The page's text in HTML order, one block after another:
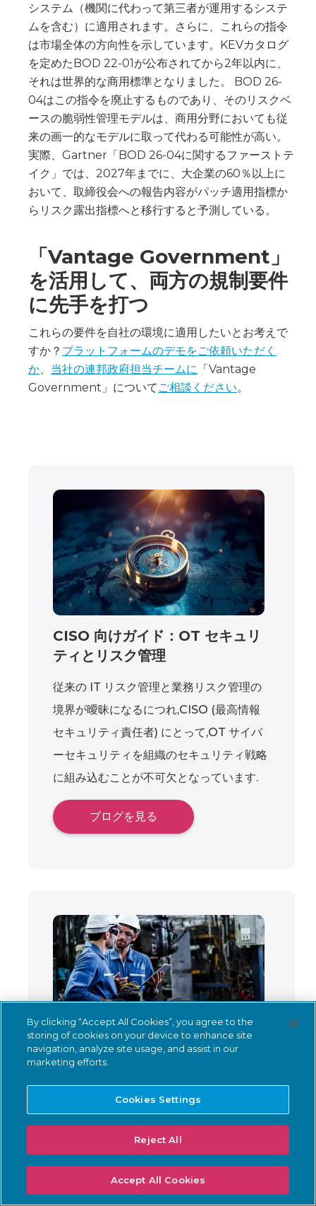
システム（機関に代わって第三者が運用するシステ
ムを含む）に適用されます。さらに、これらの指令
は市場全体の方向性を示しています。KEVカタログ
を定めたBOD 22-01が公布されてから2年以内に、
それは世界的な商用標準となりました。 BOD 26-
04はこの指令を廃止するものであり、そのリスクベ
ースの脆弱性管理モデルは、商用分野においても従
来の画一的なモデルに取って代わる可能性が高い。
実際、Gartner「BOD 26-04に関するファーストテ
イク」では、2027年までに、大企業の60％以上に
おいて、取締役会への報告内容がパッチ適用指標か
らリスク露出指標へと移行すると予測している。
「Vantage Government」
を活用して、両方の規制要件
に先手を打つ
これらの要件を自社の環境に適用したいとお考えで
すか？ プラットフォームのデモをご依頼いただく
か、 当社の連邦政府担当チームに 「Vantage
Government」について ご相談ください。
CISO 向けガイド：OT セキュリ
ティとリスク管理
従来の IT リスク管理と業務リスク管理の
境界が曖昧になるにつれ,CISO (最高情報
セキュリティ責任者) にとって,OT サイバ
ーセキュリティを組織のセキュリティ戦略
に組み込むことが不可欠となっています.
ブログを見る
Nozomi のダイナミックリスク
スコアリングで,OT & IoTセキュ
リティを強化
ブログを見る
By clicking “Accept All Cookies”, you agree to the
storing of cookies on your device to enhance site
navigation, analyze site usage, and assist in our
marketing efforts.
Cookies Settings
Reject All
Accept All Cookies